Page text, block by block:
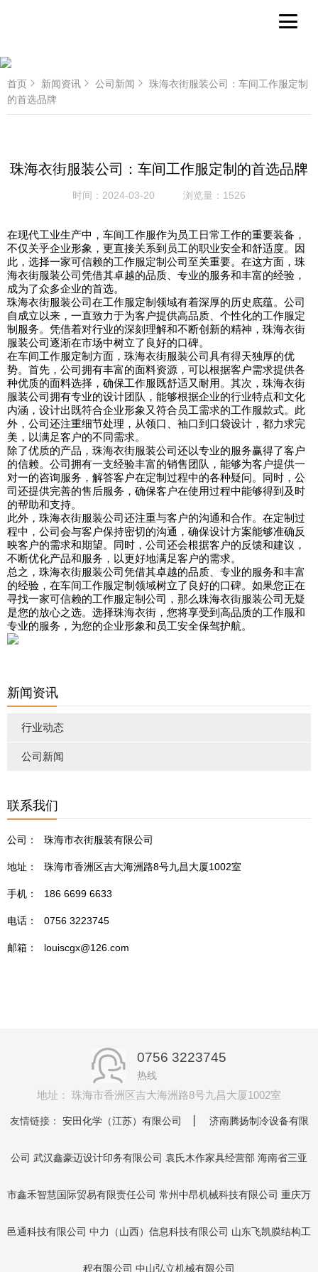
新闻资讯
行业动态
公司新闻
联系我们
公司： 珠海市衣街服装有限公司
地址： 珠海市香洲区吉大海洲路8号九昌大厦1002室
手机： 186 6699 6633
电话： 0756 3223745
邮箱： louiscgx@126.com
首页 新闻资讯 公司新闻
珠海衣街服装公司：车间工作服定制
的首选品牌
珠海衣街服装公司：车间工作服定制的首选品牌
时间： 2024-03-20 浏览量： 1526
在现代工业生产中，车间工作服作为员工日常工作的重要装备，
不仅关乎企业形象，更直接关系到员工的职业安全和舒适度。因
此，选择一家可信赖的工作服定制公司至关重要。在这方面，珠
海衣街服装公司凭借其卓越的品质、专业的服务和丰富的经验，
成为了众多企业的首选。
珠海衣街服装公司在工作服定制领域有着深厚的历史底蕴。公司
自成立以来，一直致力于为客户提供高品质、个性化的工作服定
制服务。凭借着对行业的深刻理解和不断创新的精神，珠海衣街
服装公司逐渐在市场中树立了良好的口碑。
在车间工作服定制方面，珠海衣街服装公司具有得天独厚的优
势。首先，公司拥有丰富的面料资源，可以根据客户需求提供各
种优质的面料选择，确保工作服既舒适又耐用。其次，珠海衣街
服装公司拥有专业的设计团队，能够根据企业的行业特点和文化
内涵，设计出既符合企业形象又符合员工需求的工作服款式。此
外，公司还注重细节处理，从领口、袖口到口袋设计，都力求完
美，以满足客户的不同需求。
除了优质的产品，珠海衣街服装公司还以专业的服务赢得了客户
的信赖。公司拥有一支经验丰富的销售团队，能够为客户提供一
对一的咨询服务，解答客户在定制过程中的各种疑问。同时，公
司还提供完善的售后服务，确保客户在使用过程中能够得到及时
的帮助和支持。
此外，珠海衣街服装公司还注重与客户的沟通和合作。在定制过
程中，公司会与客户保持密切的沟通，确保设计方案能够准确反
映客户的需求和期望。同时，公司还会根据客户的反馈和建议，
不断优化产品和服务，以更好地满足客户的需求。
总之，珠海衣街服装公司凭借其卓越的品质、专业的服务和丰富
的经验，在车间工作服定制领域树立了良好的口碑。如果您正在
寻找一家可信赖的工作服定制公司，那么珠海衣街服装公司无疑
是您的放心之选。选择珠海衣街，您将享受到高品质的工作服和
专业的服务，为您的企业形象和员工安全保驾护航。
0756 3223745
热线
地址： 珠海市香洲区吉大海洲路8号九昌大厦1002室
友情链接： 安田化学（江苏）有限公司 济南腾扬制冷设备有限
公司 武汉鑫豪迈设计印务有限公司 袁氏木作家具经营部 海南省三亚
市鑫禾智慧国际贸易有限责任公司 常州中昂机械科技有限公司 重庆万
邑通科技有限公司 中力（山西）信息科技有限公司 山东飞凯膜结构工
程有限公司 中山弘立机械有限公司